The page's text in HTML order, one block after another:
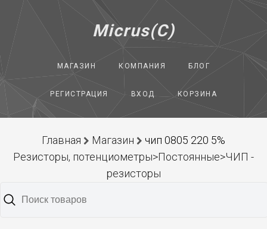
Micrus(C)
МАГАЗИН КОМПАНИЯ БЛОГ
РЕГИСТРАЦИЯ ВХОД КОРЗИНА
Главная Магазин
чип 0805 220 5%
Резисторы, потенциометры>Постоянные>ЧИП -
резисторы